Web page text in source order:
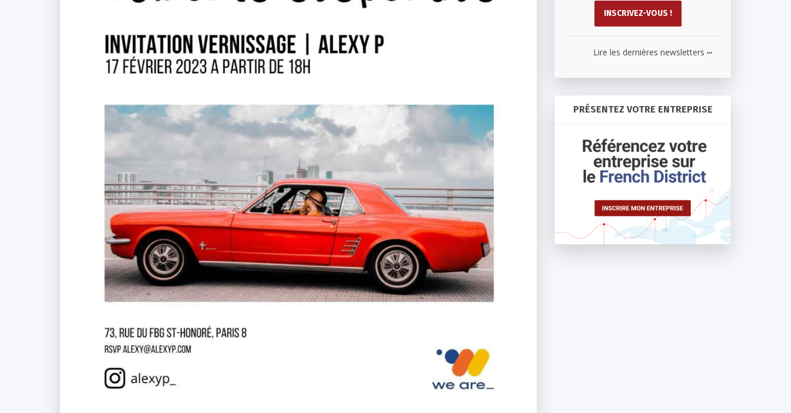
Lire les dernières newsletters ...
PRÉSENTEZ VOTRE ENTREPRISE